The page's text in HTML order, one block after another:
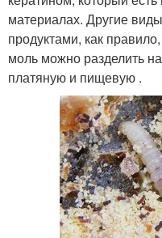
материалах. Другие
продуктами, как
моль можно разделить
платяную и пищевую .